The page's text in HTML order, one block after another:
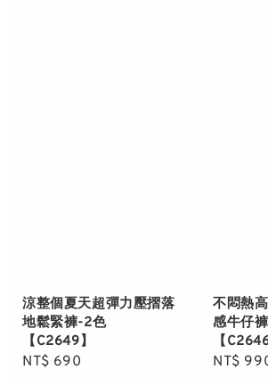
涼整個夏天超彈力壓摺落
地鬆緊褲-2色
【C2649】
Regular
NT$ 690
不悶熱
感牛仔
【C2646
Regular
NT$